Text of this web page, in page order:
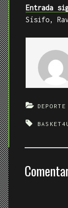
Entrada
Sísifo,
DEPORTE